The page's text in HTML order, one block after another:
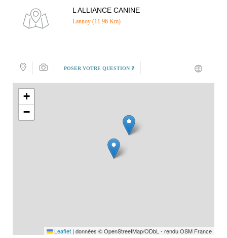
L ALLIANCE CANINE
Lannoy (11.96 Km)
POSER VOTRE QUESTION ❓
+
−
Leaflet | données © OpenStreetMap/ODbL - rendu OSM France